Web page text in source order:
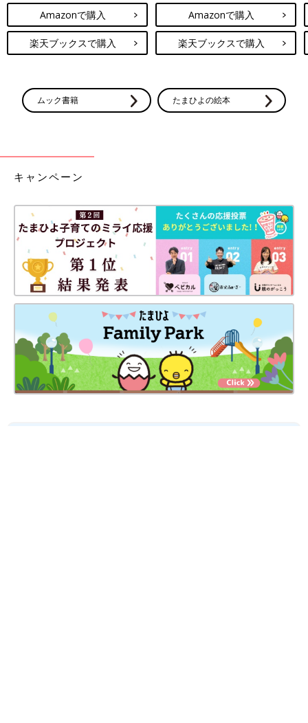
Amazonで購入
楽天ブックスで購入
Amazonで購入
楽天ブックスで購入
ムック書籍 たまひよの絵本
キャンペーン